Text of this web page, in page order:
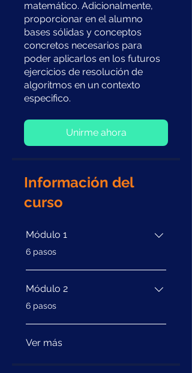
matemático. Adicionalmente,
proporcionar en el alumno
bases sólidas y conceptos
concretos necesarios para
poder aplicarlos en los futuros
ejercicios de resolución de
algoritmos en un contexto
especifico.
Unirme ahora
Información del
curso
Módulo 1
.6 pasos
Módulo 2
.6 pasos
Ver más